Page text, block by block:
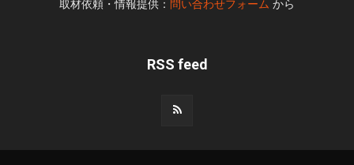
取材依頼・情報提供： 問い合わせフォーム から
RSS feed